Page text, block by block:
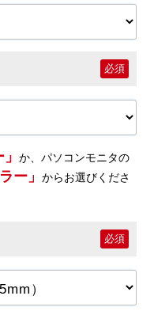
必須
」か、パソコンモニタの
ー」からお選びくださ
必須